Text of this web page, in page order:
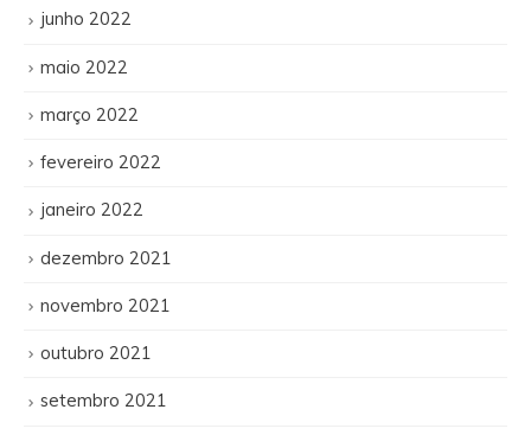
junho 2022
maio 2022
março 2022
fevereiro 2022
janeiro 2022
dezembro 2021
novembro 2021
outubro 2021
setembro 2021